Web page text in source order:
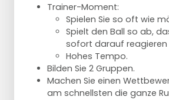
Trainer-Moment:
Spielen Sie so oft wie
Spielt den Ball so ab,
sofort darauf reagieren
Hohes Tempo.
Bilden Sie 2 Gruppen.
Machen Sie einen
am schnellsten die ganze